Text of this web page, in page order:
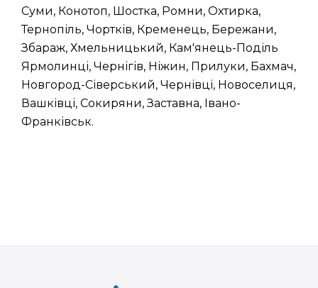
Суми, Конотоп, Шостка, Ромни, Охтирка,
Тернопіль, Чортків, Кременець, Бережани,
Збараж, Хмельницький, Кам'янець-Поділь
Ярмолинці, Чернігів, Ніжин, Прилуки, Бахмач,
Новгород-Сіверський, Чернівці, Новоселиця,
Вашківці, Сокиряни, Заставна, Івано-
Франківськ.